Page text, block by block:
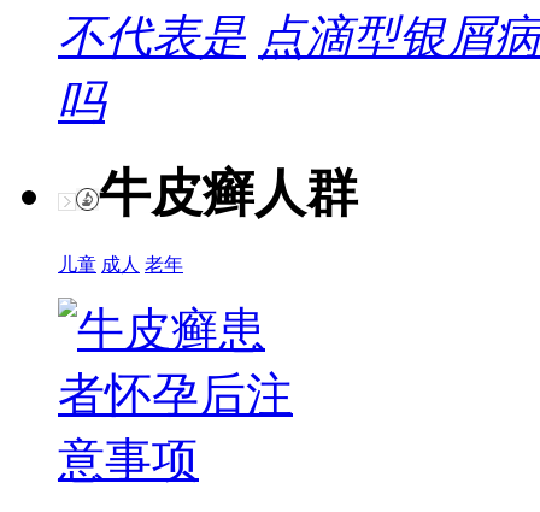
不代表是 点滴型银屑
吗
牛皮癣人群
儿童 成人 老年